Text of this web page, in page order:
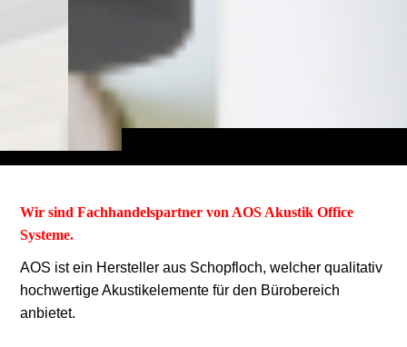
Wir sind Fachhandelspartner von AOS Akustik Office
Systeme.
AOS ist ein Hersteller aus Schopfloch, welcher qualitativ
hochwertige Akustikelemente für den Bürobereich
anbietet.